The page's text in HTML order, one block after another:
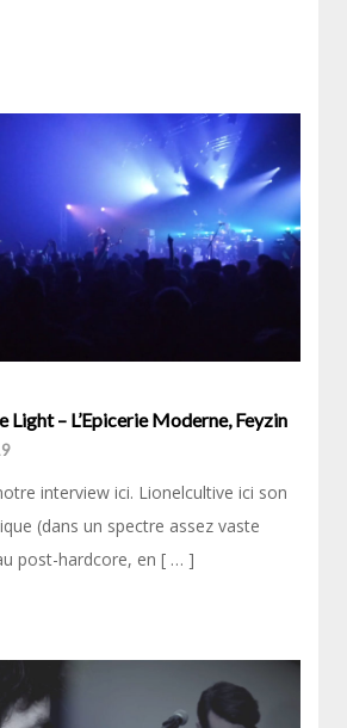
Light – L’Epicerie Moderne, Feyzin
interview ici. Lionelcultive ici son
(dans un spectre assez vaste
post-hardcore, en [ … ]